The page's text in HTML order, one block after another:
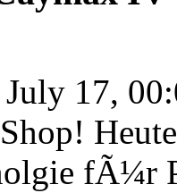
July 17,
fÃ¼r